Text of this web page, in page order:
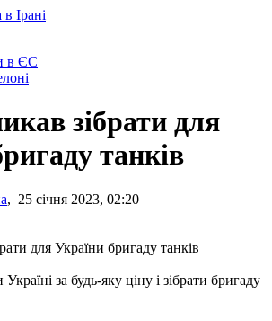
Ірані
в ЄС
зібрати для
танків
, 25 січня 2023, 02:20
за будь-яку ціну і зібрати бригаду